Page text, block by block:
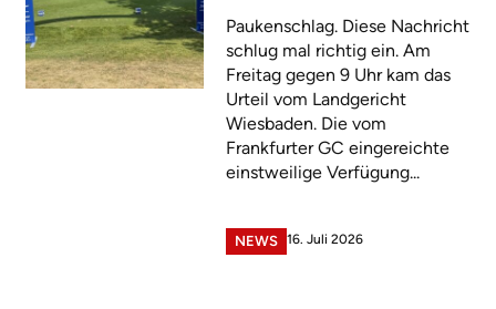
Paukenschlag. Diese Nachricht
schlug mal richtig ein. Am
Freitag gegen 9 Uhr kam das
Urteil vom Landgericht
Wiesbaden. Die vom
Frankfurter GC eingereichte
einstweilige Verfügung...
NEWS 16. Juli 2026